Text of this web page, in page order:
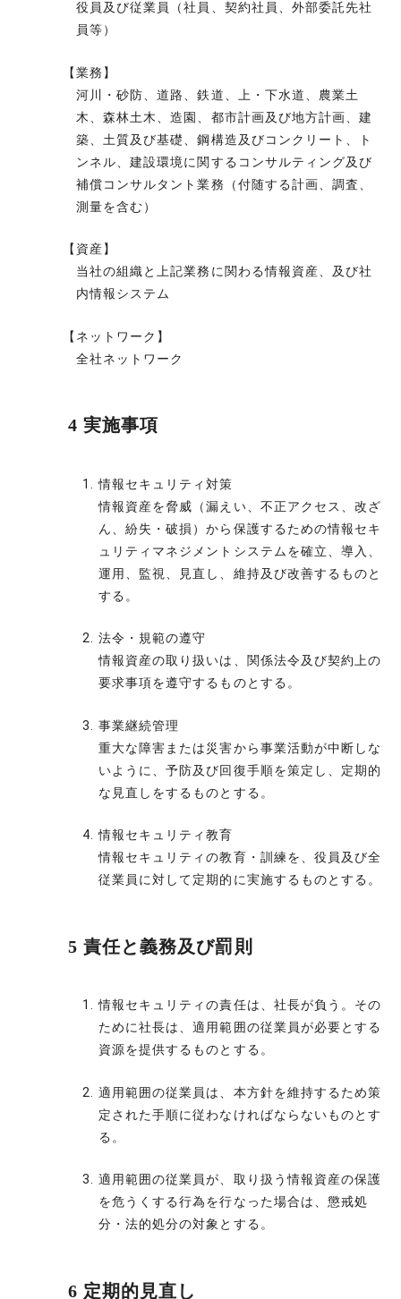
役員及び従業員（社員、契約社員、外部委託先社
員等）
【業務】
河川・砂防、道路、鉄道、上・下水道、農業土
木、森林土木、造園、都市計画及び地方計画、建
築、土質及び基礎、鋼構造及びコンクリート、ト
ンネル、建設環境に関するコンサルティング及び
補償コンサルタント業務（付随する計画、調査、
測量を含む）
【資産】
当社の組織と上記業務に関わる情報資産、及び社
内情報システム
【ネットワーク】
全社ネットワーク
4 実施事項
情報セキュリティ対策
情報資産を脅威（漏えい、不正アクセス、改ざ
ん、紛失・破損）から保護するための情報セキ
ュリティマネジメントシステムを確立、導入、
運用、監視、見直し、維持及び改善するものと
する。
法令・規範の遵守
情報資産の取り扱いは、関係法令及び契約上の
要求事項を遵守するものとする。
事業継続管理
重大な障害または災害から事業活動が中断しな
いように、予防及び回復手順を策定し、定期的
な見直しをするものとする。
情報セキュリティ教育
情報セキュリティの教育・訓練を、役員及び全
従業員に対して定期的に実施するものとする。
5 責任と義務及び罰則
情報セキュリティの責任は、社長が負う。その
ために社長は、適用範囲の従業員が必要とする
資源を提供するものとする。
適用範囲の従業員は、本方針を維持するため策
定された手順に従わなければならないものとす
る。
適用範囲の従業員が、取り扱う情報資産の保護
を危うくする行為を行なった場合は、懲戒処
分・法的処分の対象とする。
6 定期的見直し